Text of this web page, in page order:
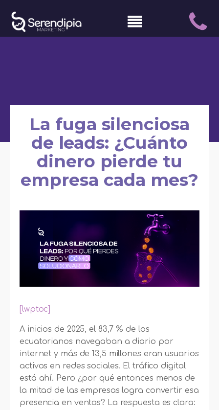
La fuga silenciosa
de leads: ¿Cuánto
dinero pierde tu
empresa cada mes?
[lwptoc]
A inicios de 2025, el 83,7 % de los
ecuatorianos navegaban a diario por
internet y más de 13,5 millones eran usuarios
activos en redes sociales. El tráfico digital
está ahí. Pero ¿por qué entonces menos de
la mitad de las empresas logra convertir esa
presencia en ventas? La respuesta es clara: